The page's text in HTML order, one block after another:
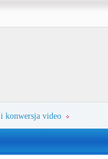
konwersja video